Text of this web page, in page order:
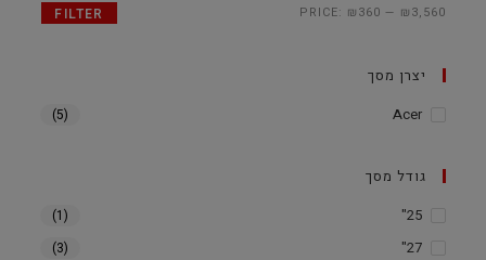
FILTER PRICE: ₪360 — ₪3,560
יצרן מסך
Acer
(5)
גודל מסך
25"
(1)
27"
(3)